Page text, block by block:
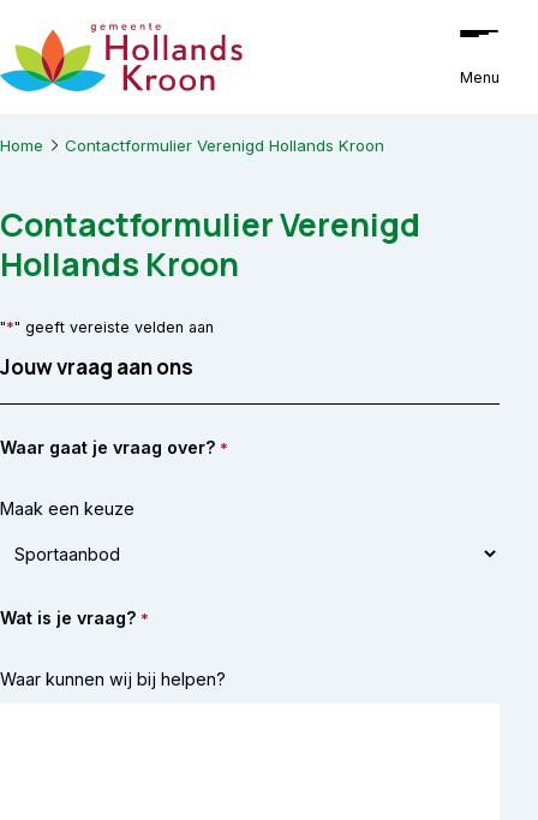
Ga naar de inhoud
Menu
Home Contactformulier Verenigd Hollands Kroon
Contactformulier Verenigd
Hollands Kroon
"*" geeft vereiste velden aan
Jouw vraag aan ons
Waar gaat je vraag over? *
Maak een keuze
Wat is je vraag? *
Waar kunnen wij bij helpen?